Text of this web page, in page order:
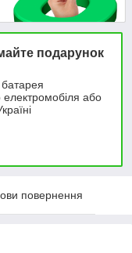
подарунок
або
повернення